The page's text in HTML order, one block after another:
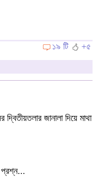
১৯ টি
+৫
জানালা দিয়ে মাথা
প্রশ্ন...